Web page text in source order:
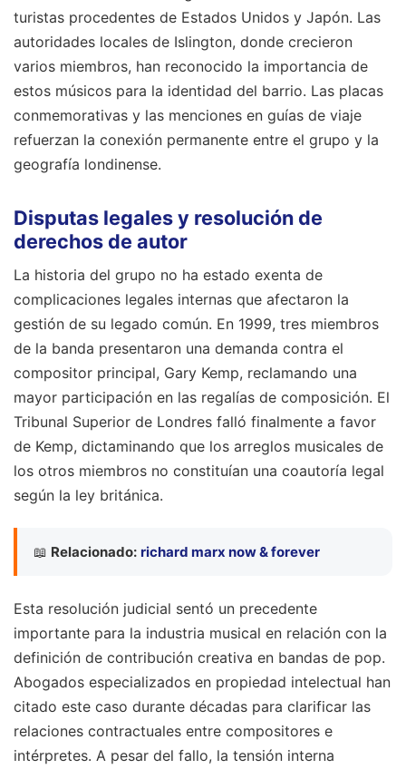
turistas procedentes de Estados Unidos y Japón. Las
autoridades locales de Islington, donde crecieron
varios miembros, han reconocido la importancia de
estos músicos para la identidad del barrio. Las placas
conmemorativas y las menciones en guías de viaje
refuerzan la conexión permanente entre el grupo y la
geografía londinense.
Disputas legales y resolución de
derechos de autor
La historia del grupo no ha estado exenta de
complicaciones legales internas que afectaron la
gestión de su legado común. En 1999, tres miembros
de la banda presentaron una demanda contra el
compositor principal, Gary Kemp, reclamando una
mayor participación en las regalías de composición. El
Tribunal Superior de Londres falló finalmente a favor
de Kemp, dictaminando que los arreglos musicales de
los otros miembros no constituían una coautoría legal
según la ley británica.
📖 Relacionado: richard marx now & forever
Esta resolución judicial sentó un precedente
importante para la industria musical en relación con la
definición de contribución creativa en bandas de pop.
Abogados especializados en propiedad intelectual han
citado este caso durante décadas para clarificar las
relaciones contractuales entre compositores e
intérpretes. A pesar del fallo, la tensión interna